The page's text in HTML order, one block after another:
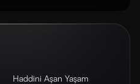
Haddini Aşan Yaşam